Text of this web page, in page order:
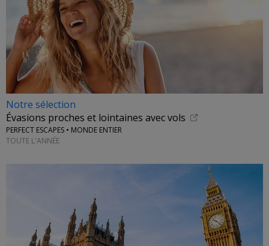
Notre sélection
Évasions proches et lointaines avec vols
PERFECT ESCAPES • MONDE ENTIER
TOUTE L'ANNÉE